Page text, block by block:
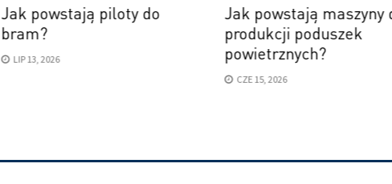
Jak powstają piloty do
bram?
LIP 13, 2026
Jak powstają maszyny
produkcji poduszek
powietrznych?
CZE 15, 2026